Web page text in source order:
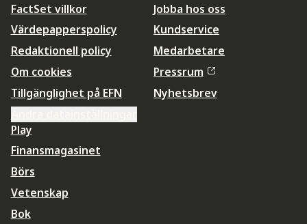
FactSet villkor
Värdepapperspolicy
Redaktionell policy
Om cookies
Tillgänglighet på EFN
Jobba hos oss
Kundservice
Medarbetare
Pressrum
Nyhetsbrev
Play
Finansmagasinet
Börs
Vetenskap
Bok